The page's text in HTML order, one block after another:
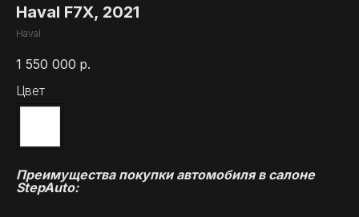
Haval F7X, 2021
Haval
1 550 000 р.
Цвет
Преимущества покупки автомобиля в салоне
StepAuto: